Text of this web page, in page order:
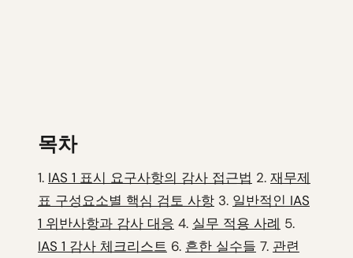
목차
1. IAS 1 표시 요구사항의 감사 접근법 2. 재무제
표 구성요소별 핵심 검토 사항 3. 일반적인 IAS
1 위반사항과 감사 대응 4. 실무 적용 사례 5.
IAS 1 감사 체크리스트 6. 흔한 실수들 7. 관련